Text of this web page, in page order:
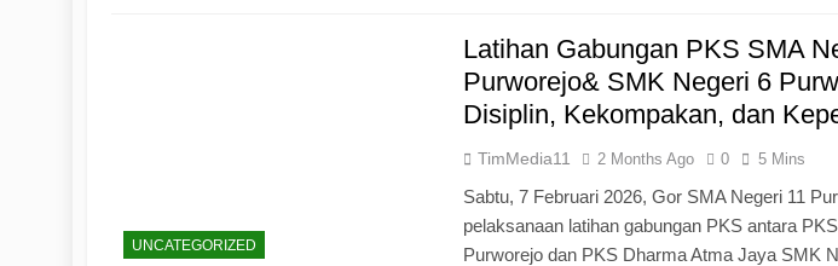
UNCATEGORIZED
Latihan Gabungan PKS SMA
Purworejo& SMK Negeri 6
Disiplin, Kekompakan, dan
TimMedia11 2 Months Ago 0 5 Mins
Sabtu, 7 Februari 2026, Gor SMA Negeri 11
pelaksanaan latihan gabungan PKS antara
Purworejo dan PKS Dharma Atma Jaya SMK